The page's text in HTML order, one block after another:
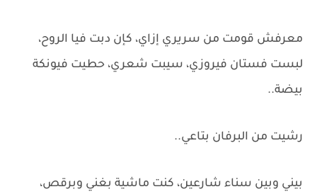
معرفش قومت من سريري إزاي، كإن دبت فيا الروح،
لبست فستان فيروزي، سيبت شعري، حطيت فيونكة
بيضة..
رشيت من البرفان بتاعي..
بيني وبين سناء شارعين، كنت ماشية بغني وبرقص،